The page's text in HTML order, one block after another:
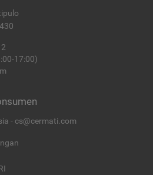
17:00)
- cs@cermati.com